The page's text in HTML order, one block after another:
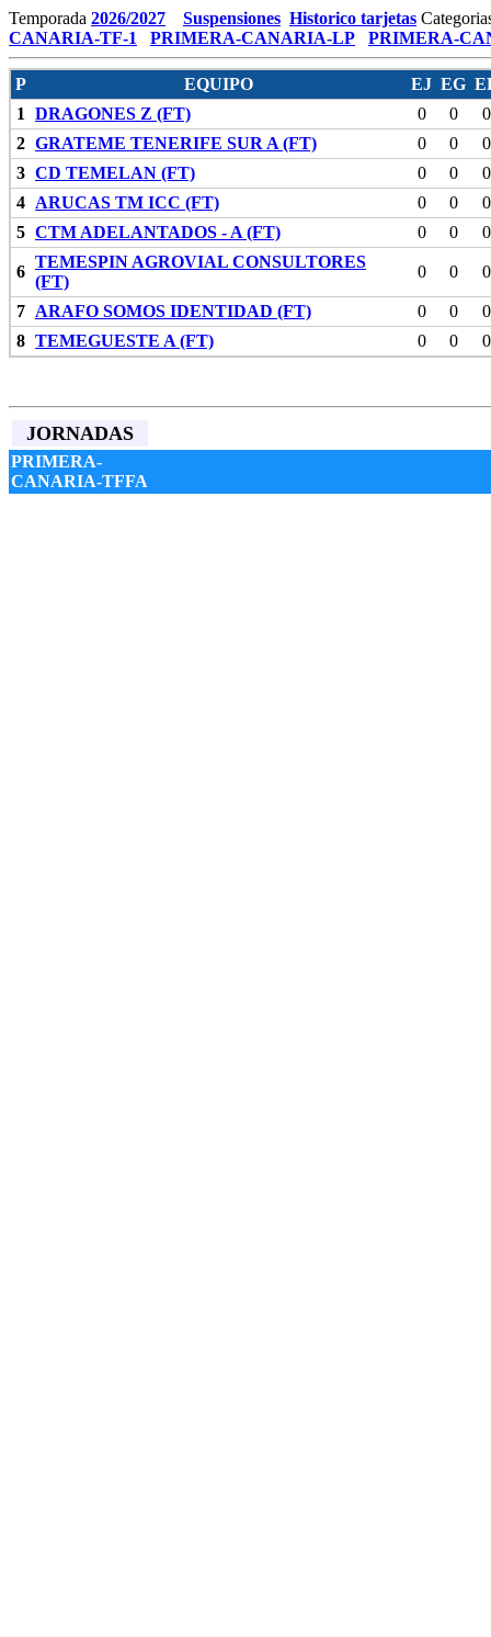
Temporada 2026/2027 Suspensiones Historico tarjetas
CANARIA-TF-1
PRIMERA-CANARIA-LP PRIMERA-
P EQUIPO EJ EG
1
DRAGONES Z (FT) 0 0
0
2 GRATEME TENERIFE SUR A (FT) 0 0
0
3 CD TEMELAN (FT) 0 0
0
4 ARUCAS TM ICC (FT) 0 0
0
5 CTM ADELANTADOS - A (FT) 0 0 0
6
TEMESPIN AGROVIAL CONSULTORES
(FT)
0 0 0
7 ARAFO SOMOS IDENTIDAD (FT) 0 0
0
8 TEMEGUESTE A (FT) 0 0 0
JORNADAS
PRIMERA-
CANARIA-TFFA